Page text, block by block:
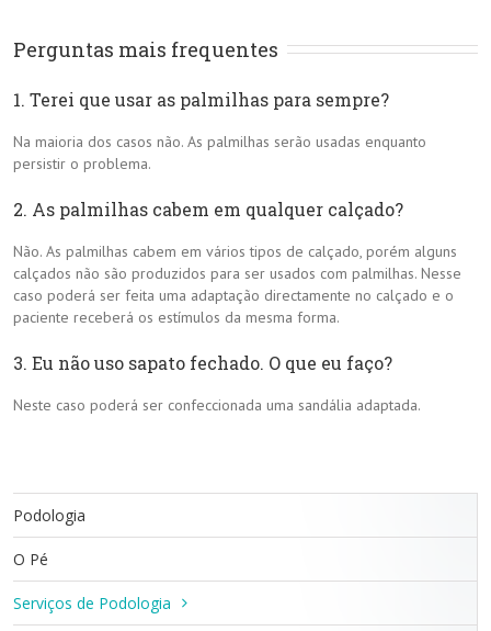
Perguntas mais frequentes
1. Terei que usar as palmilhas para sempre?
Na maioria dos casos não. As palmilhas serão usadas enquanto
persistir o problema.
2. As palmilhas cabem em qualquer calçado?
Não. As palmilhas cabem em vários tipos de calçado, porém alguns
calçados não são produzidos para ser usados com palmilhas. Nesse
caso poderá ser feita uma adaptação directamente no calçado e o
paciente receberá os estímulos da mesma forma.
3. Eu não uso sapato fechado. O que eu faço?
Neste caso poderá ser confeccionada uma sandália adaptada.
Podologia
O Pé
Serviços de Podologia